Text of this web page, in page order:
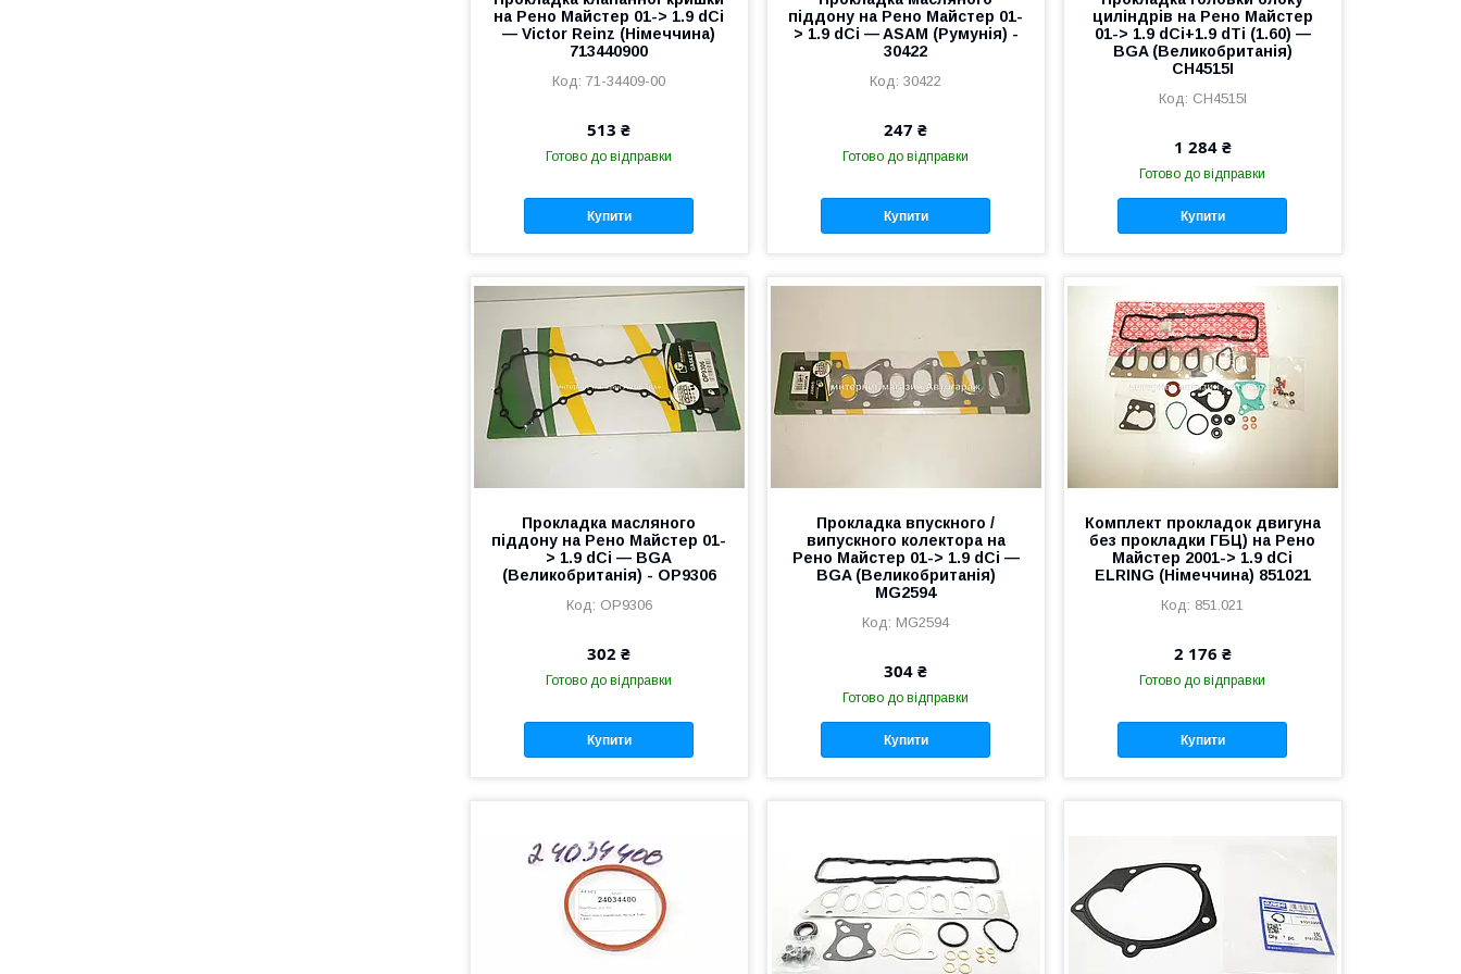
на Рено Майстер 01-> 1.9 dCi
— Victor Reinz (Німеччина)
713440900
71-34409-00
513 ₴
Готово до відправки
Купити
піддону на Рено Майстер 01-
> 1.9 dCi — ASAM (Румунія) -
30422
30422
247 ₴
Готово до відправки
Купити
циліндрів на Рено Майстер
01-> 1.9 dCi+1.9 dTi (1.60) —
BGA (Великобританія)
CH4515I
CH4515I
1 284 ₴
Готово до відправки
Купити
Прокладка масляного
піддону на Рено Майстер 01-
> 1.9 dCi — BGA
(Великобританія) - OP9306
OP9306
302 ₴
Готово до відправки
Купити
Прокладка впускного /
випускного колектора на
Рено Майстер 01-> 1.9 dCi —
BGA (Великобританія)
MG2594
MG2594
304 ₴
Готово до відправки
Купити
Комплект прокладок двигуна
без прокладки ГБЦ) на Рено
Майстер 2001-> 1.9 dCi
ELRING (Німеччина) 851021
851.021
2 176 ₴
Готово до відправки
Купити